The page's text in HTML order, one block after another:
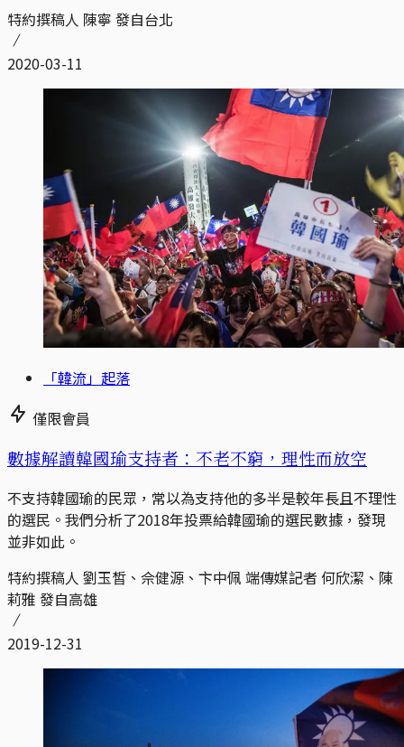
特約撰稿人 陳寧 發自台北
2020-03-11
「韓流」起落
僅限會員
數據解讀韓國瑜支持者：不老不窮，理性而放空
不支持韓國瑜的民眾，常以為支持他的多半是較年長且不理性
的選民。我們分析了2018年投票給韓國瑜的選民數據，發現
並非如此。
特約撰稿人 劉玉皙、佘健源、卞中佩 端傳媒記者 何欣潔、陳
莉雅 發自高雄
2019-12-31